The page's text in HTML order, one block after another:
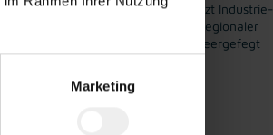
Marketing
Berger Personal unterstützt Industrie-
aus der Metallbranche. Als regionaler
dann Personal, wenn der Markt leergefegt